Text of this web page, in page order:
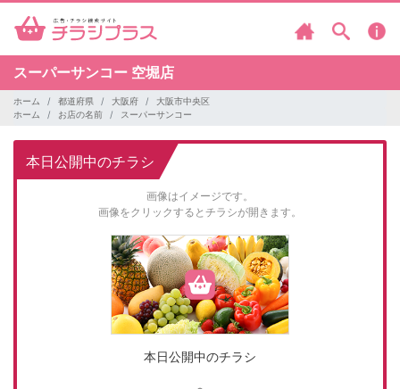
スーパーサンコー 空堀店
ホーム 都道府県 大阪府
大阪市中央区
ホーム
お店の名前 スーパーサンコー
本日公開中のチラシ
画像はイメージです。
画像をクリックするとチラシが開きます。
本日公開中のチラシ